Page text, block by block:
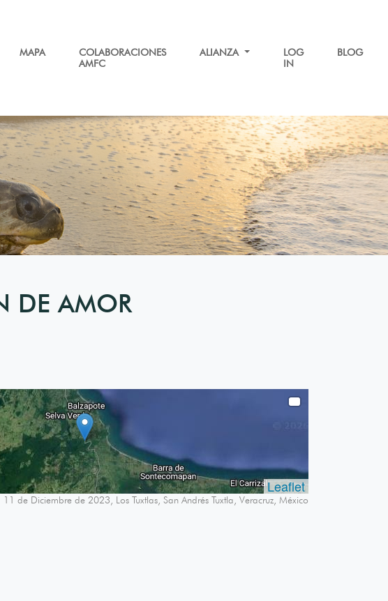
MAPA
COLABORACIONES
AMFC
ALIANZA
LOG
IN
BLOG
DE AMOR
Leaflet
11 de Diciembre de 2023, Los Tuxtlas, San Andrés Tuxtla, Veracruz, México